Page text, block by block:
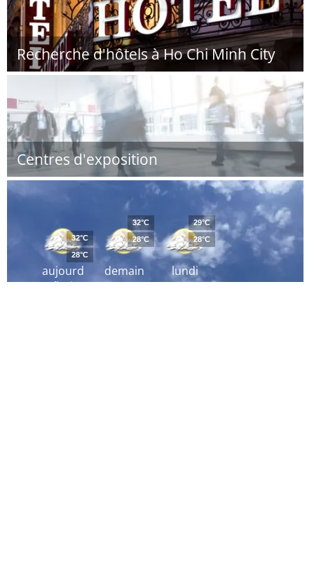
Recherche d'hôtels à Ho Chi Minh City
Centres d'exposition
aujourd
´hui
32°C
28°C
demain
32°C
28°C
lundi
29°C
28°C